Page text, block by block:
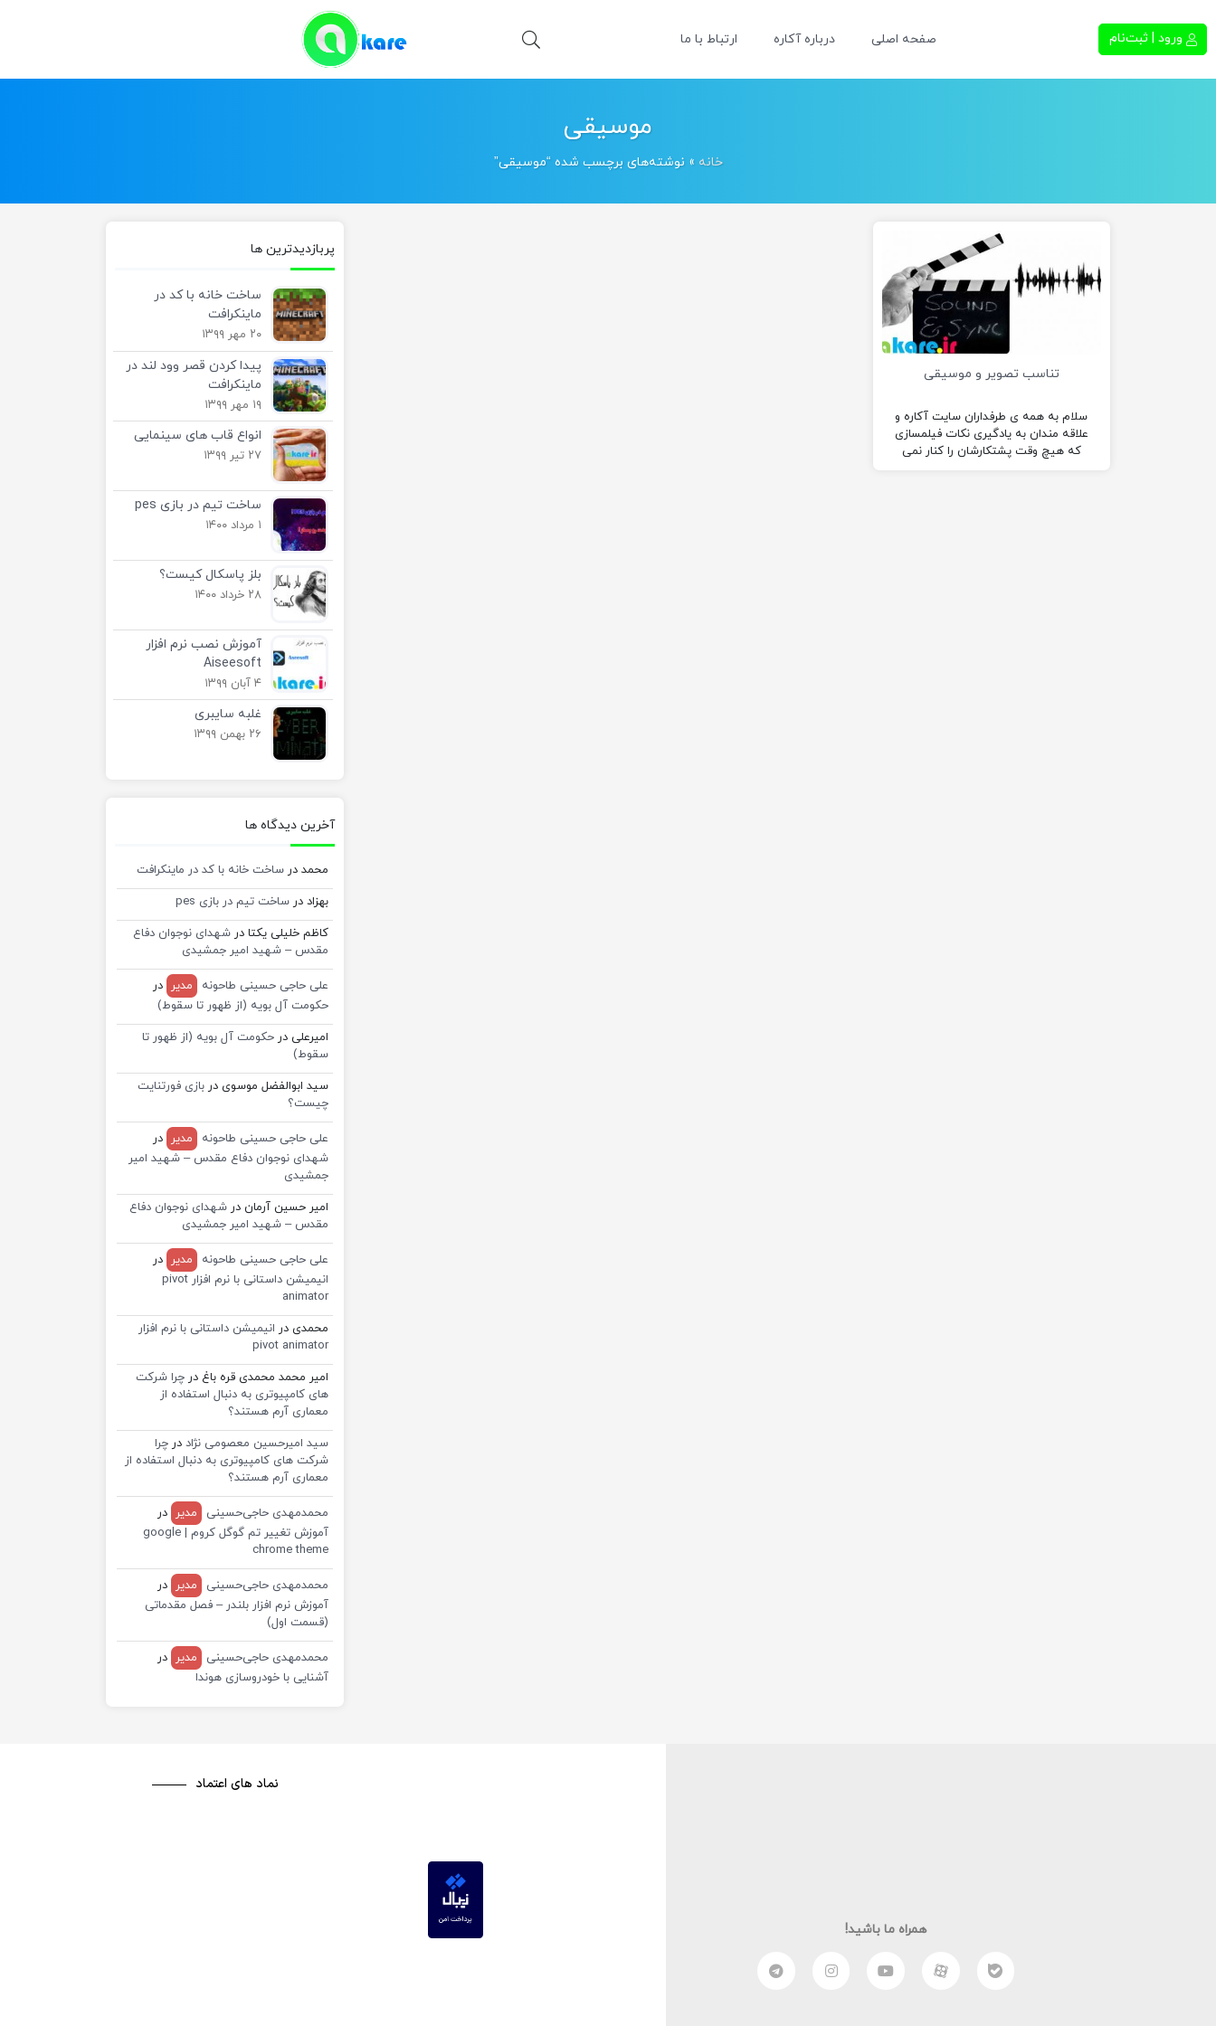
ورود | ثبت‌نام صفحه اصلی درباره آکاره ارتباط با ما
موسیقی
خانه » نوشته‌های برچسب شده “موسیقی”
تناسب تصویر و موسیقی
سلام به همه ی طرفداران سایت آکاره و
علاقه مندان به یادگیری نکات فیلمسازی
که هیچ وقت پشتکارشان را کنار نمی
پربازدیدترین ها
ساخت خانه با کد در
ماینکرافت
۲۰ مهر ۱۳۹۹
پیدا کردن قصر وود لند در
ماینکرافت
۱۹ مهر ۱۳۹۹
انواع قاب های سینمایی
۲۷ تیر ۱۳۹۹
ساخت تیم در بازی pes
۱ مرداد ۱۴۰۰
بلز پاسکال کیست؟
۲۸ خرداد ۱۴۰۰
آموزش نصب نرم افزار
Aiseesoft
۴ آبان ۱۳۹۹
غلبه سایبری
۲۶ بهمن ۱۳۹۹
آخرین دیدگاه ها
محمد درساخت خانه با کد در ماینکرافت
بهزاد درساخت تیم در بازی pes
کاظم خلیلی یکتا درشهدای نوجوان دفاع
مقدس – شهید امیر جمشیدی
علی حاجی حسینی طاحونه مدیر
در
حکومت آل بویه (از ظهور تا سقوط)
امیرعلی درحکومت آل بویه (از ظهور تا
سقوط)
سید ابوالفضل موسوی دربازی فورتنایت
چیست؟
علی حاجی حسینی طاحونه مدیر
در
شهدای نوجوان دفاع مقدس – شهید امیر
جمشیدی
امیر حسین آرمان درشهدای نوجوان دفاع
مقدس – شهید امیر جمشیدی
علی حاجی حسینی طاحونه مدیر
در
انیمیشن داستانی با نرم افزار pivot
animator
محمدی در انیمیشن داستانی با نرم افزار
pivot animator
امیر محمد محمدی قره باغ درچرا شرکت
های کامپیوتری به دنبال استفاده از
معماری آرم هستند؟
سید امیرحسین معصومی نژاد درچرا
شرکت های کامپیوتری به دنبال استفاده از
معماری آرم هستند؟
محمدمهدی حاجی‌حسینی مدیر
در
آموزش تغییر تم گوگل کروم | google
chrome theme
محمدمهدی حاجی‌حسینی مدیر
در
آموزش نرم افزار بلندر – فصل مقدماتی
(قسمت اول)
محمدمهدی حاجی‌حسینی مدیر
در
آشنایی با خودروسازی هوندا
همراه ما باشید!
نماد های اعتماد